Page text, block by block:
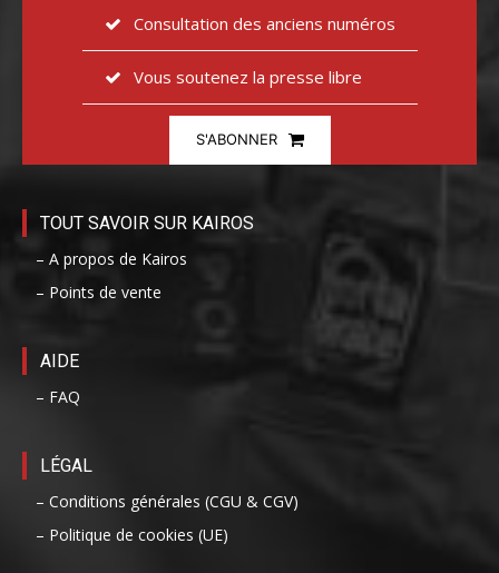
Consultation des anciens numéros
Vous soutenez la presse libre
S'ABONNER
TOUT SAVOIR SUR KAIROS
– A propos de Kairos
– Points de vente
AIDE
– FAQ
LÉGAL
– Conditions générales (CGU & CGV)
– Politique de cookies (UE)